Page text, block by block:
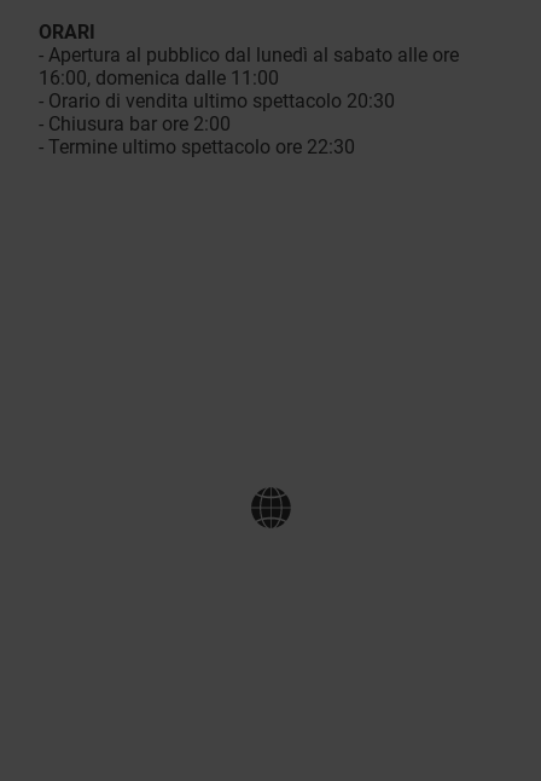
ORARI
- Apertura al pubblico dal lunedì al sabato alle ore
16:00, domenica dalle 11:00
- Orario di vendita ultimo spettacolo 20:30
- Chiusura bar ore 2:00
- Termine ultimo spettacolo ore 22:30